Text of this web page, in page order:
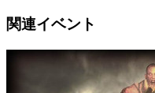
関連イベント